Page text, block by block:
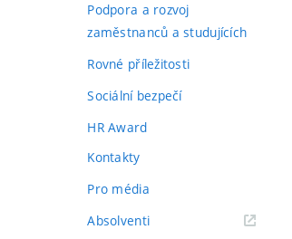
Podpora a rozvoj
zaměstnanců a studujících
Rovné příležitosti
Sociální bezpečí
HR Award
Kontakty
Pro média
Absolventi(externí